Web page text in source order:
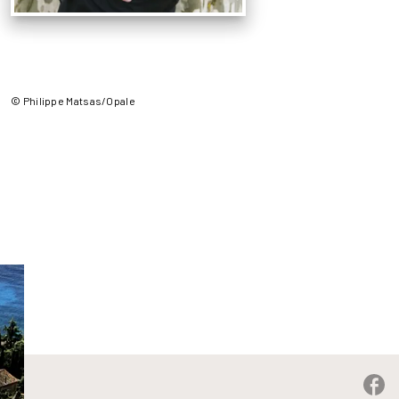
© Philippe Matsas/Opale